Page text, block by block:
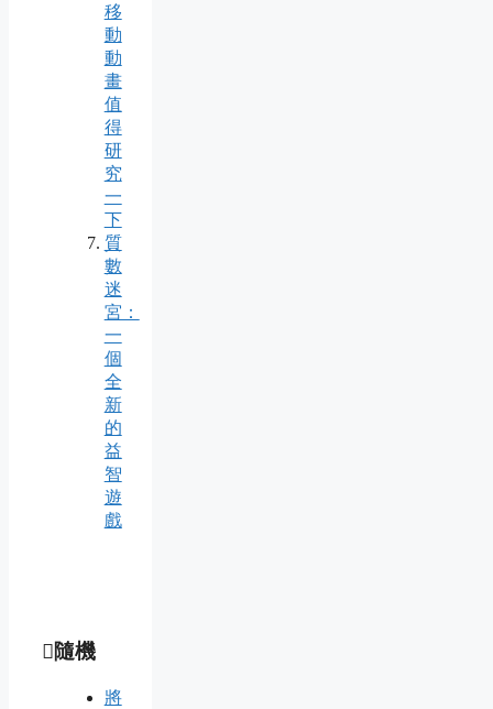
移
動
動
畫
值
得
研
究
一
下
質
數
迷
宮：
一
個
全
新
的
益
智
遊
戲
隨機
將